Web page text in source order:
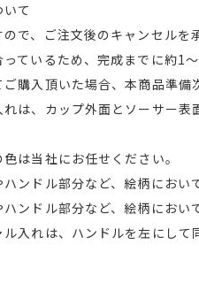
て
で、ご注文後のキャンセルを
ているため、完成までに約1
購入頂いた場合、本商品準備
は、カップ外面とソーサー
は当社にお任せください。
ンドル部分など、絵柄におい
ンドル部分など、絵柄におい
入れは、ハンドルを左にし